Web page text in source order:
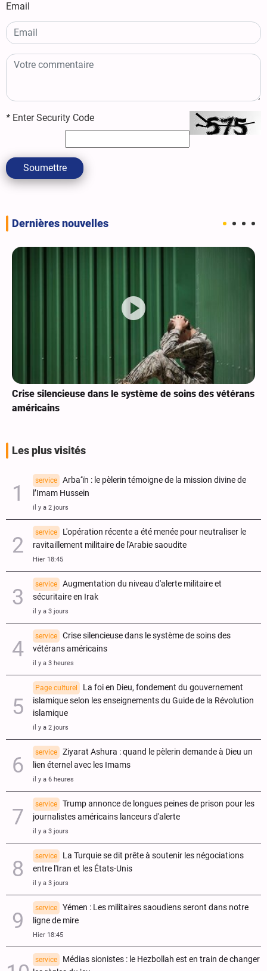
Email
* Enter Security Code
Soumettre
Dernières nouvelles
Crise silencieuse dans le système de soins des vétérans
américains
Les plus visités
service
Arba‘ïn : le pèlerin témoigne de la mission divine de
l’Imam Hussein
il y a 2 jours
service
L'opération récente a été menée pour neutraliser le
ravitaillement militaire de l'Arabie saoudite
Hier 18:45
service
Augmentation du niveau d'alerte militaire et
sécuritaire en Irak
il y a 3 jours
service
Crise silencieuse dans le système de soins des
vétérans américains
il y a 3 heures
Page culturel
La foi en Dieu, fondement du gouvernement
islamique selon les enseignements du Guide de la Révolution
islamique
il y a 2 jours
service
Ziyarat Ashura : quand le pèlerin demande à Dieu un
lien éternel avec les Imams
il y a 6 heures
service
Trump annonce de longues peines de prison pour les
journalistes américains lanceurs d'alerte
il y a 3 jours
service
La Turquie se dit prête à soutenir les négociations
entre l'Iran et les États-Unis
il y a 3 jours
service
Yémen : Les militaires saoudiens seront dans notre
ligne de mire
Hier 18:45
service
Médias sionistes : le Hezbollah est en train de changer